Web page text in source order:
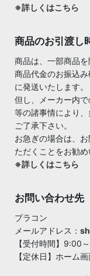
※詳しくはこちら
商品のお引渡し
商品は、一部商品を
商品代金のお振込
に発送いたします。
但し、メーカー内
等の諸事情により
ご了承下さい。
お急ぎの場合は、
ただくことをお勧め
※詳しくはこちら
お問い合わせ先
プラコン
メールアドレス：
【受付時間】9:00
【定休日】ホーム